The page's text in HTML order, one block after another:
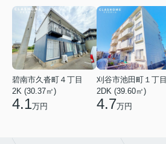
碧南市久沓町４丁目
2K (30.37㎡)
4.1万円
刈谷市池田町１丁目
2DK (39.60㎡)
4.7万円